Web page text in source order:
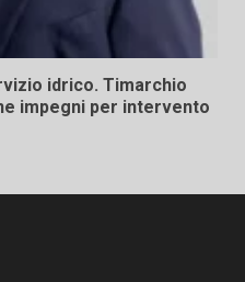
idrico. Timarchio
impegni per intervento